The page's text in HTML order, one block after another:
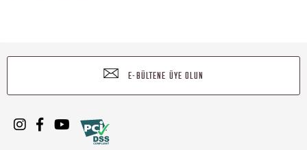
E-BÜLTENE ÜYE OLUN